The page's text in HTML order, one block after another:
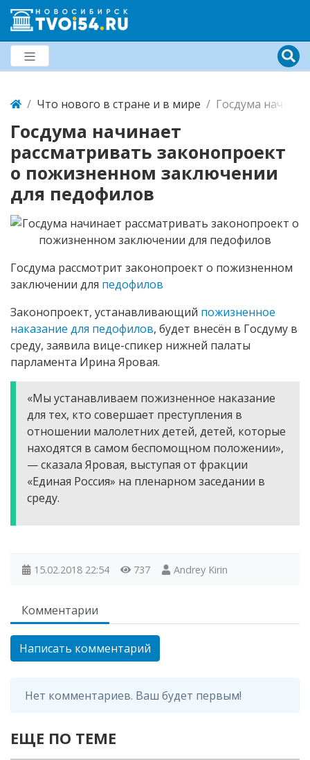
Что нового в стране и в мире Госдума
Госдума начинает
рассматривать законопроект
о пожизненном заключении
для педофилов
Госдума рассмотрит законопроект о пожизненном
заключении для педофилов
Законопроект, устанавливающий пожизненное
наказание для педофилов, будет внесён в Госдуму в
среду, заявила вице-спикер нижней палаты
парламента Ирина Яровая.
«Мы устанавливаем пожизненное наказание
для тех, кто совершает преступления в
отношении малолетних детей, детей, которые
находятся в самом беспомощном положении»,
— сказала Яровая, выступая от фракции
«Единая Россия» на пленарном заседании в
среду.
15.02.2018 22:54 737 Andrey Kirin
Комментарии
Написать комментарий
Нет комментариев. Ваш будет первым!
ЕЩЕ ПО ТЕМЕ